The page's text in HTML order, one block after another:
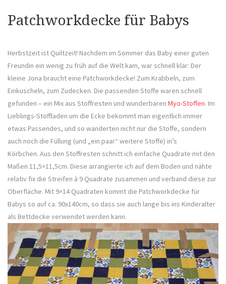
Patchworkdecke für Babys
Herbstzeit ist Quiltzeit! Nachdem im Sommer das Baby einer guten
Freundin ein wenig zu früh auf die Welt kam, war schnell klar: Der
kleine Jona braucht eine Patchworkdecke! Zum Krabbeln, zum
Einkuscheln, zum Zudecken. Die passenden Stoffe waren schnell
gefunden – ein Mix aus Stoffresten und wunderbaren Myo-Stoffen. Im
Lieblings-Stoffladen um die Ecke bekommt man eigentlich immer
etwas Passendes, und so wanderten nicht nur die Stoffe, sondern
auch noch die Füllung (und „ein paar“ weitere Stoffe) in’s
Körbchen. Aus den Stoffresten schnitt ich einfache Quadrate mit den
Maßen 11,5×11,5cm. Diese arrangierte ich auf dem Boden und nähte
relativ fix die Streifen à 9 Quadrate zusammen und verband diese zur
Oberfläche. Mit 9×14 Quadraten kommt die Patchworkdecke für
Babys so auf ca. 90x140cm, so dass sie auch lange bis ins Kinderalter
als Bettdecke verwendet werden kann.